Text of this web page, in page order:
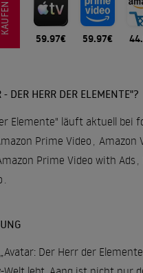
KAUFEN
59.97€ 59.97€
DER HERR DER ELEMENTE"?
Elemente" läuft aktuell bei
Prime Video , Amazon
Prime Video with Ads,
.
Der Herr der